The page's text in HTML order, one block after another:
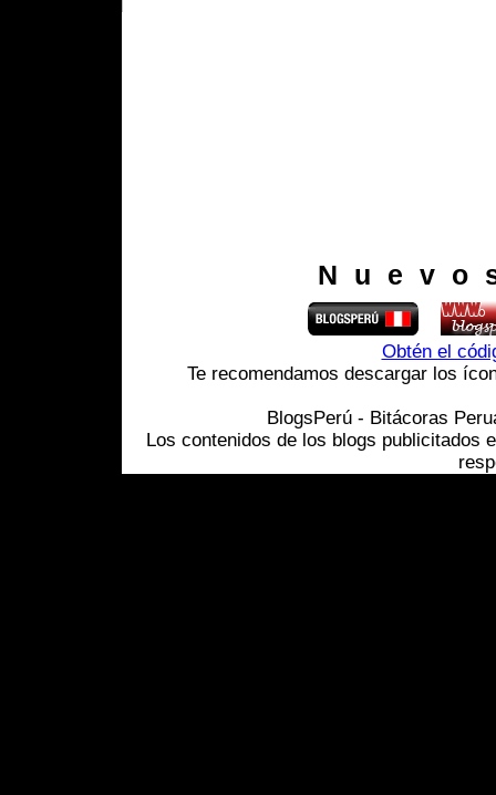
Obtén el
Te recomendamos descargar los
BlogsPerú - Bitácoras
Los contenidos de los blogs publicitados